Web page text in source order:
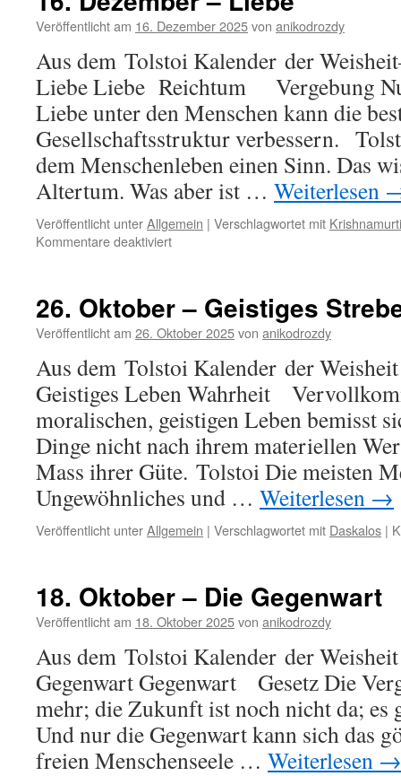
Veröffentlicht am 16. Dezember 2025von anikodrozdy
Aus dem Tolstoi Kalender der
Liebe Liebe Reichtum Vergebung
Liebe unter den Menschen kann die
Gesellschaftsstruktur verbessern.
dem Menschenleben einen Sinn. Das
Altertum. Was aber ist … Weiterlesen
Veröffentlicht unterAllgemein | Verschlagwortet mit Krishnamurti
Kommentare deaktiviertfür
Liebe
26. Oktober – Geistiges
Veröffentlicht am 26. Oktober 2025von anikodrozdy
Aus dem Tolstoi Kalender der
Geistiges Leben Wahrheit
moralischen, geistigen Leben bemisst
Dinge nicht nach ihrem materiellen
Mass ihrer Güte. Tolstoi Die meisten
Ungewöhnliches und … Weiterlesen →
Veröffentlicht unterAllgemein | Verschlagwortet mit Daskalos |
18. Oktober – Die Gegenwart
Veröffentlicht am 18. Oktober 2025von anikodrozdy
Aus dem Tolstoi Kalender der
Gegenwart Gegenwart Gesetz Die
mehr; die Zukunft ist noch nicht da; es
Und nur die Gegenwart kann sich das
freien Menschenseele … Weiterlesen →